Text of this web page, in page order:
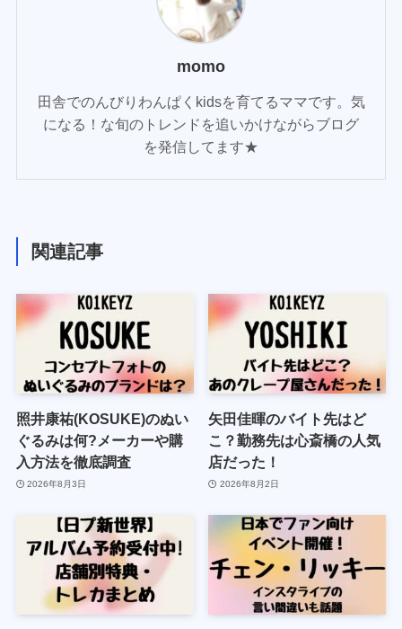
momo
田舎でのんびりわんぱくkidsを育てるママです。気
になる！な旬のトレンドを追いかけながらブログ
を発信してます★
関連記事
照井康祐(KOSUKE)のぬい
ぐるみは何?メーカーや購
入方法を徹底調査
2026年8月3日
矢田佳暉のバイト先はど
こ？勤務先は心斎橋の人気
店だった！
2026年8月2日